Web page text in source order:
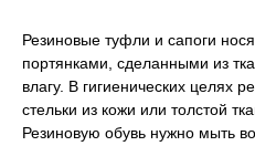
Резиновые туфли и сапоги
портянками, сделанными из
влагу. В гигиенических целях
стельки из кожи или толстой
Резиновую обувь нужно мыть